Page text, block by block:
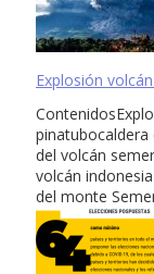
Explosión
del volcán
volcán
del monte